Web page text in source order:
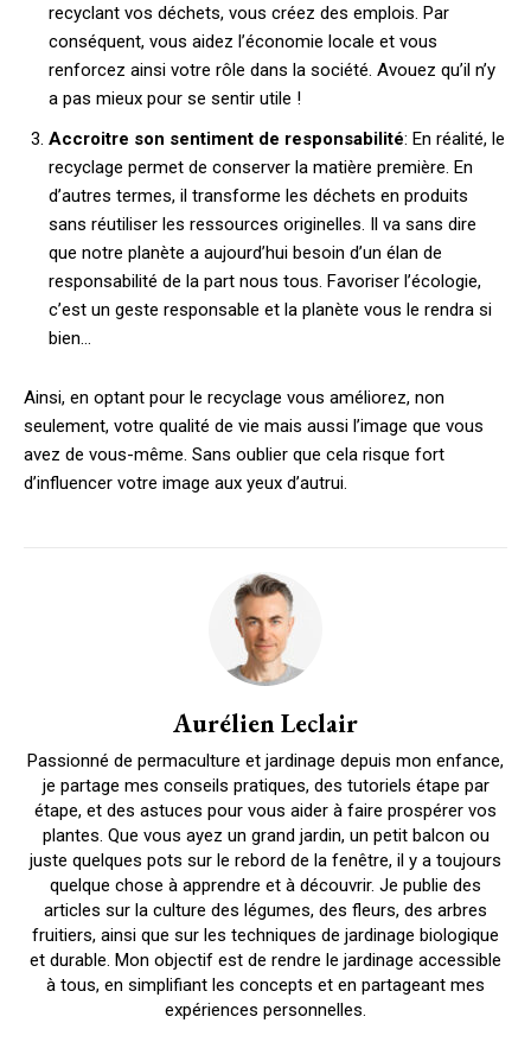
recyclant vos déchets, vous créez des emplois. Par
conséquent, vous aidez l’économie locale et vous
renforcez ainsi votre rôle dans la société. Avouez qu’il n’y
a pas mieux pour se sentir utile !
Accroitre son sentiment de responsabilité: En réalité, le
recyclage permet de conserver la matière première. En
d’autres termes, il transforme les déchets en produits
sans réutiliser les ressources originelles. Il va sans dire
que notre planète a aujourd’hui besoin d’un élan de
responsabilité de la part nous tous. Favoriser l’écologie,
c’est un geste responsable et la planète vous le rendra si
bien…
Ainsi, en optant pour le recyclage vous améliorez, non
seulement, votre qualité de vie mais aussi l’image que vous
avez de vous-même. Sans oublier que cela risque fort
d’influencer votre image aux yeux d’autrui.
Aurélien Leclair
Passionné de permaculture et jardinage depuis mon enfance,
je partage mes conseils pratiques, des tutoriels étape par
étape, et des astuces pour vous aider à faire prospérer vos
plantes. Que vous ayez un grand jardin, un petit balcon ou
juste quelques pots sur le rebord de la fenêtre, il y a toujours
quelque chose à apprendre et à découvrir. Je publie des
articles sur la culture des légumes, des fleurs, des arbres
fruitiers, ainsi que sur les techniques de jardinage biologique
et durable. Mon objectif est de rendre le jardinage accessible
à tous, en simplifiant les concepts et en partageant mes
expériences personnelles.